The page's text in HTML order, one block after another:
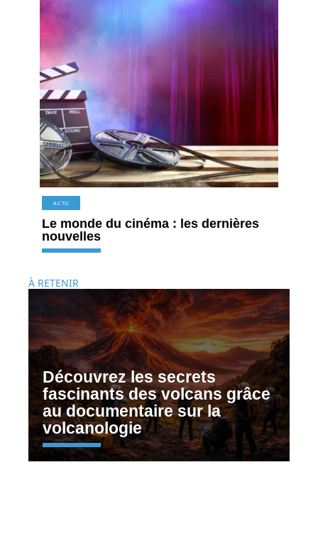
ACTU
Le monde du cinéma : les dernières
nouvelles
À RETENIR
Découvrez les secrets
fascinants des volcans grâce
au documentaire sur la
volcanologie